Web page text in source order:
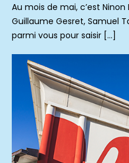
Au mois de mai, c’est
Guillaume Gesret, Samuel
parmi vous pour saisir […]